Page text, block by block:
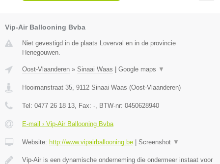
Vip-Air Ballooning Bvba
Niet gevestigd in de plaats Loverval en in de provincie
Henegouwen.
Oost-Vlaanderen » Sinaai Waas | Google maps ▼
Hooimanstraat 35 9112 Sinaai Waas (Oost-Vlaanderen)
Tel: 0477 26 18 13 , Fax: - , BTW-nr: 0450628940
E-mail › Vip-Air Ballooning Bvba
Website: http://www.vipairballooning.be | Screenshot ▼
Vip-Air is een dynamische onderneming die ondermeer instaat voor